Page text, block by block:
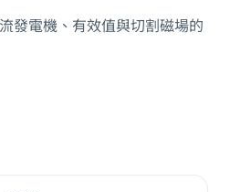
發電機、有效值與切割磁場的